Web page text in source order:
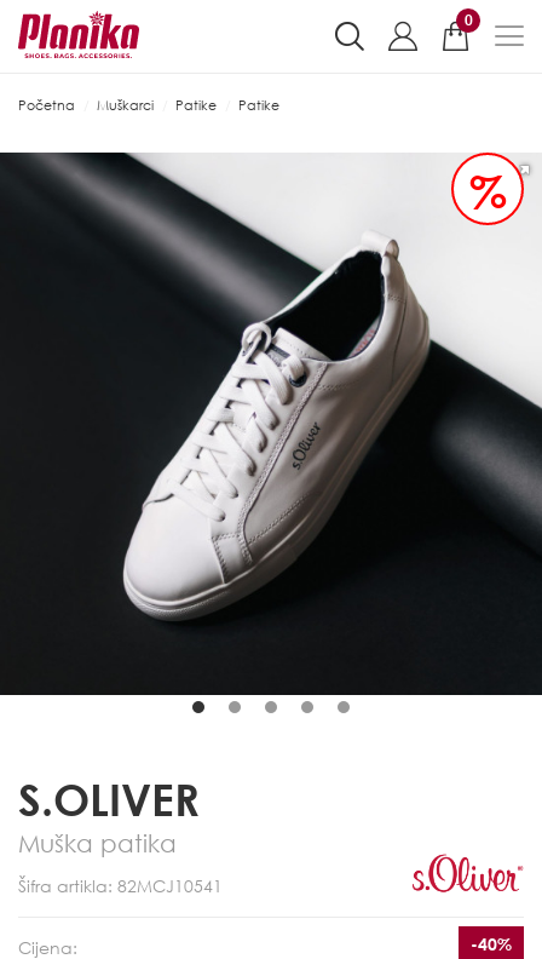
0
Početna Muškarci Patike Patike
%
S.OLIVER
Muška patika
Šifra artikla: 82MCJ10541
Cijena: -40%